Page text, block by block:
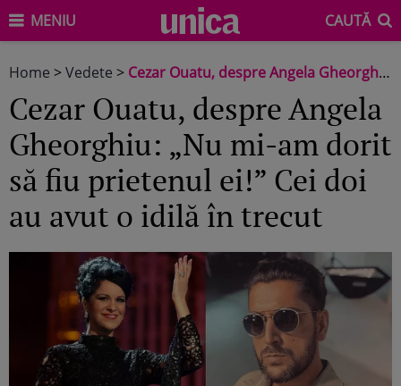
MENIU CAUTĂ
Home >Vedete > Cezar Ouatu, despre Angela Gheorghiu: „Nu mi-am dorit să fiu prietenul ei!” Cei doi au avut o idilă în trecut
Cezar Ouatu, despre Angela
Gheorghiu: „Nu mi-am dorit
să fiu prietenul ei!” Cei doi
au avut o idilă în trecut